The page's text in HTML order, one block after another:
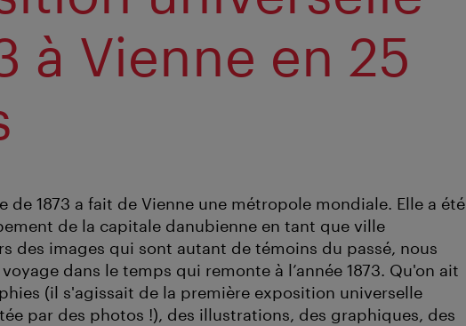
à Vienne en 25
de 1873 a fait de Vienne une métropole mondiale. Elle a été
de la capitale danubienne en tant que ville
des images qui sont autant de témoins du passé, nous
dans le temps qui remonte à l’année 1873. Qu'on ait
(il s'agissait de la première exposition universelle
par des photos !), des illustrations, des graphiques, des